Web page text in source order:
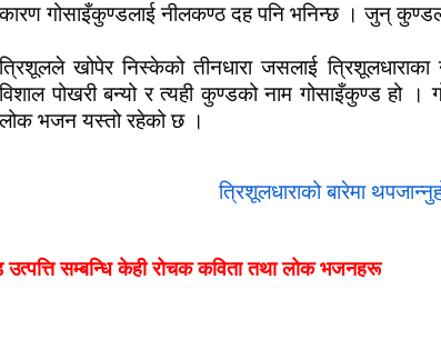
कारण गोसाइँकुण्डलाई नीलकण्ठ दह पनि भनिन्छ । जुन्
त्रिशूलले खोपेर निस्केको तीनधारा जसलाई त्रिशूलधाराका
विशाल पोखरी बन्यो र त्यही कुण्डको नाम गोसाइँकुण्ड हो ।
लोक भजन यस्तो रहेको छ ।
त्रिशूलधाराको बारेमा
उत्पत्ति सम्बन्धि केही रोचक कविता तथा लोक भजनहरू